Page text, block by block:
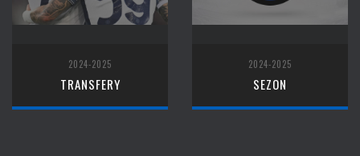
2024-2025
TRANSFERY
2024-2025
SEZON